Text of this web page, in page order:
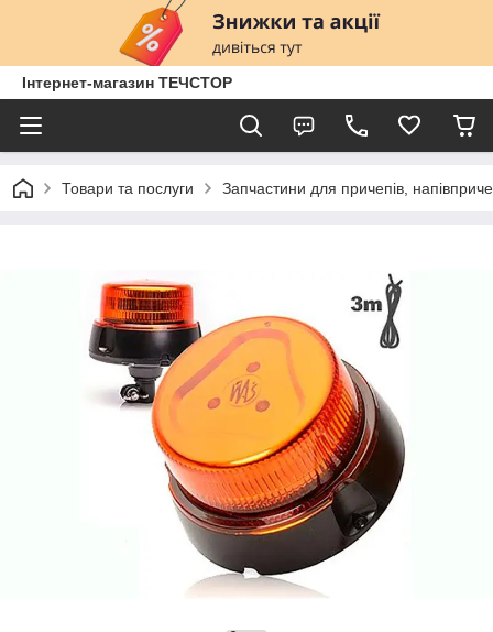
Інтернет-магазин ТЕЧСТОР
Товари та послуги Запчастини для причепів,